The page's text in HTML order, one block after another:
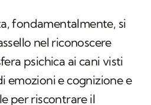
fondamentalmente, si
nel riconoscere
psichica ai cani visti
emozioni e cognizione e
per riscontrare il